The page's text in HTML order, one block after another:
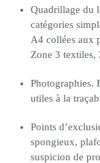
Quadrillage du
catégories
A4 collées aux
Zone 3 textiles,
Photographies.
utiles à la
Points
spongieux,
suspicion de